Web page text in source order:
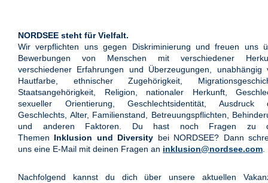
NORDSEE steht für Vielfalt.
Wir verpflichten uns gegen Diskriminierung und freuen uns
Bewerbungen von Menschen mit verschiedener
verschiedener Erfahrungen und Überzeugungen, unabhängig
Hautfarbe, ethnischer Zugehörigkeit,
Staatsangehörigkeit, Religion, nationaler Herkunft,
sexueller Orientierung, Geschlechtsidentität, Ausdruck
Geschlechts, Alter, Familienstand, Betreuungspflichten,
und anderen Faktoren. Du hast noch Fragen zu
Themen Inklusion und Diversity bei NORDSEE? Dann
uns eine E-Mail mit deinen Fragen an inklusion@nordsee.com
Nachfolgend kannst du dich über unsere aktuellen